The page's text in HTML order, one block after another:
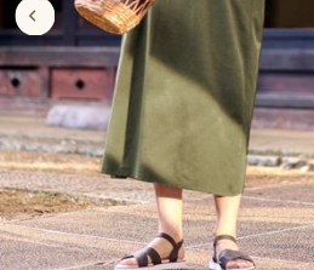
カーテン・ラグ・ファブリック
制服・学生服
ジュニア・ティーンズ下着
大きいサイズ通販すべて
大きいサイズ レディース服
大きいサイズ レディース下着
大きいサイズ メンズ
バーゲン
バーゲンセール
シークレットセール
詳細検索
商品カテゴリ一覧
カタログ
ジュニア・ティーンズ下着
大きいサイズ レディース服
大きいサイズ レディース下着
大きいサイズ メンズ
大きいサイズ 事務・制服
バーゲンセール
シークレットセール
詳細検索
商品カテゴリ一覧
カタログ
カタログ・チラシからのご注文